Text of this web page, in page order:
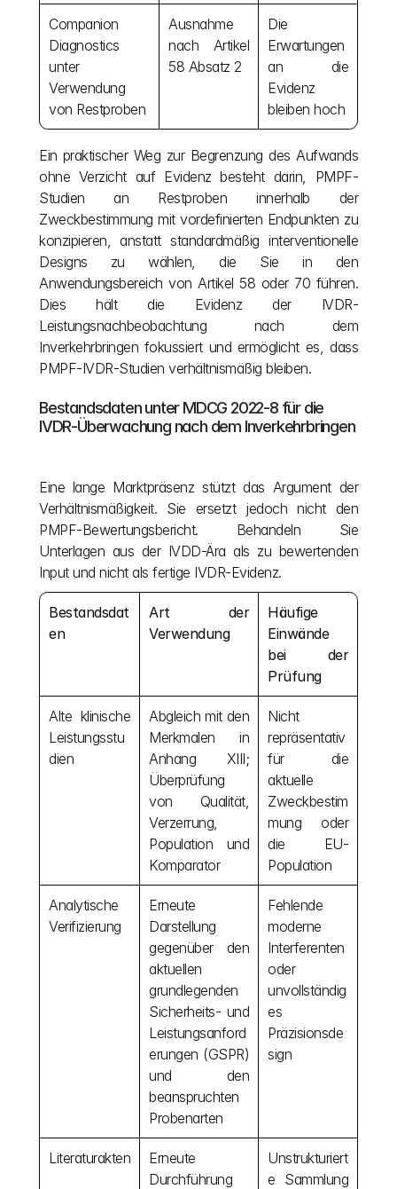
Companion
Diagnostics
unter
Verwendung
von Restproben
Ausnahme
nach Artikel
58 Absatz 2
Die
Erwartungen
an die
Evidenz
bleiben hoch
Ein praktischer Weg zur Begrenzung des Aufwands
ohne Verzicht auf Evidenz besteht darin, PMPF-
Studien an Restproben innerhalb der
Zweckbestimmung mit vordefinierten Endpunkten zu
konzipieren, anstatt standardmäßig interventionelle
Designs zu wählen, die Sie in den
Anwendungsbereich von Artikel 58 oder 70 führen.
Dies hält die Evidenz der IVDR-
Leistungsnachbeobachtung nach dem
Inverkehrbringen fokussiert und ermöglicht es, dass
PMPF-IVDR-Studien verhältnismäßig bleiben.
Bestandsdaten unter MDCG 2022-8 für die
IVDR-Überwachung nach dem Inverkehrbringen
Eine lange Marktpräsenz stützt das Argument der
Verhältnismäßigkeit. Sie ersetzt jedoch nicht den
PMPF-Bewertungsbericht. Behandeln Sie
Unterlagen aus der IVDD-Ära als zu bewertenden
Input und nicht als fertige IVDR-Evidenz.
Bestandsdat
en
Art der
Verwendung
Häufige
Einwände
bei der
Prüfung
Alte klinische
Leistungsstu
dien
Abgleich mit den
Merkmalen in
Anhang XIII;
Überprüfung
von Qualität,
Verzerrung,
Population und
Komparator
Nicht
repräsentativ
für die
aktuelle
Zweckbestim
mung oder
die EU-
Population
Analytische
Verifizierung
Erneute
Darstellung
gegenüber den
aktuellen
grundlegenden
Sicherheits- und
Leistungsanford
erungen (GSPR)
und den
beanspruchten
Probenarten
Fehlende
moderne
Interferenten
oder
unvollständig
es
Präzisionsde
sign
Literaturakten
Erneute
Durchführung
Unstrukturiert
e Sammlung